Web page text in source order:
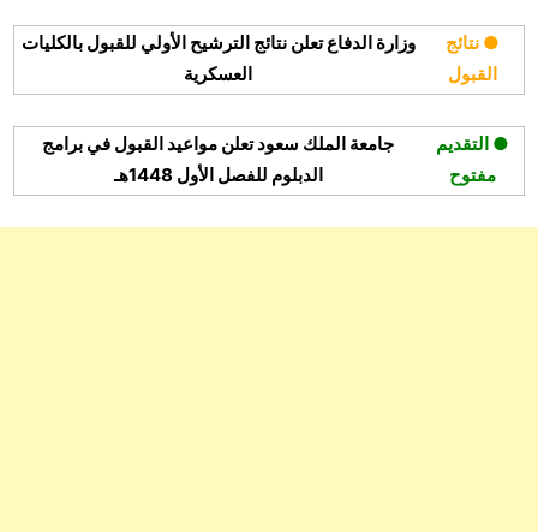
● نتائج
القبول
وزارة الدفاع تعلن نتائج الترشيح الأولي للقبول بالكليات
العسكرية
● التقديم
مفتوح
جامعة الملك سعود تعلن مواعيد القبول في برامج
الدبلوم للفصل الأول 1448هـ